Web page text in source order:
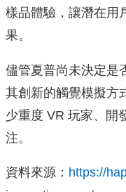
樣品體驗，讓潛在用
果。
儘管夏普尚未決定是
其創新的觸覺模擬方
少重度 VR 玩家、開
注。
資料來源： https://